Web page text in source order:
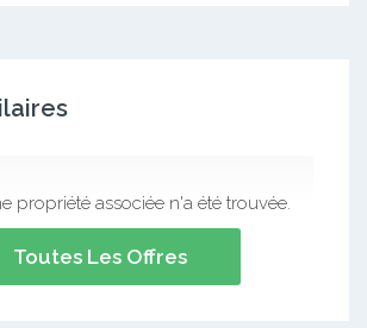
propriété associée n'a été trouvée.
Toutes Les Offres